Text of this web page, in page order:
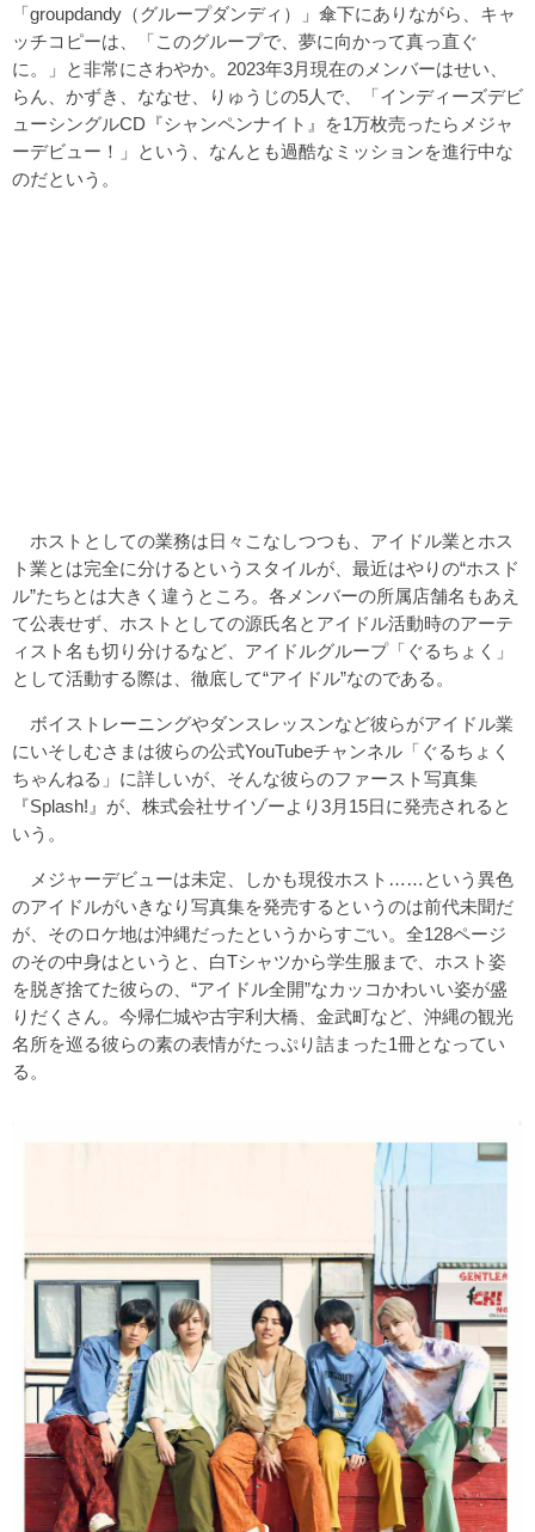
「groupdandy（グループダンディ）」傘下にありながら、キャ
ッチコピーは、「このグループで、夢に向かって真っ直ぐ
に。」と非常にさわやか。2023年3月現在のメンバーはせい、
らん、かずき、ななせ、りゅうじの5人で、「インディーズデビ
ューシングルCD『シャンペンナイト』を1万枚売ったらメジャ
ーデビュー！」という、なんとも過酷なミッションを進行中な
のだという。
ホストとしての業務は日々こなしつつも、アイドル業とホス
ト業とは完全に分けるというスタイルが、最近はやりの“ホスド
ル”たちとは大きく違うところ。各メンバーの所属店舗名もあえ
て公表せず、ホストとしての源氏名とアイドル活動時のアーテ
ィスト名も切り分けるなど、アイドルグループ「ぐるちょく」
として活動する際は、徹底して“アイドル”なのである。
ボイストレーニングやダンスレッスンなど彼らがアイドル業
にいそしむさまは彼らの公式YouTubeチャンネル「 ぐるちょく
ちゃんねる 」に詳しいが、そんな彼らのファースト写真集
『Splash!』が、株式会社サイゾーより3月15日に発売されると
いう。
メジャーデビューは未定、しかも現役ホスト……という異色
のアイドルがいきなり写真集を発売するというのは前代未聞だ
が、そのロケ地は沖縄だったというからすごい。全128ページ
のその中身はというと、白Tシャツから学生服まで、ホスト姿
を脱ぎ捨てた彼らの、“アイドル全開”なカッコかわいい姿が盛
りだくさん。今帰仁城や古宇利大橋、金武町など、沖縄の観光
名所を巡る彼らの素の表情がたっぷり詰まった1冊となってい
る。